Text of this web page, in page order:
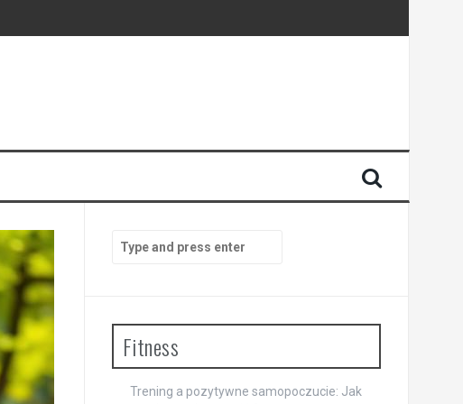
Search
for:
Fitness
Trening a pozytywne samopoczucie: Jak